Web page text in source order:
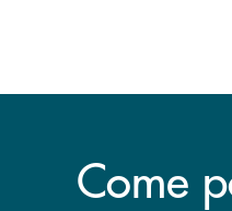
Come